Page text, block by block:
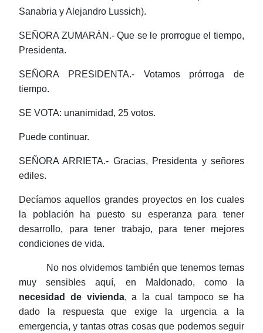
Sanabria y Alejandro Lussich).
SEÑORA ZUMARÁN.- Que se le prorrogue el tiempo,
Presidenta.
SEÑORA PRESIDENTA.- Votamos prórroga de
tiempo.
SE VOTA: unanimidad, 25 votos.
Puede continuar.
SEÑORA ARRIETA.- Gracias, Presidenta y señores
ediles.
Decíamos aquellos grandes proyectos en los cuales
la población ha puesto su esperanza para tener
desarrollo, para tener trabajo, para tener mejores
condiciones de vida.
No nos olvidemos también que tenemos temas
muy sensibles aquí, en Maldonado, como la
necesidad de vivienda, a la cual tampoco se ha
dado la respuesta que exige la urgencia a la
emergencia, y tantas otras cosas que podemos seguir